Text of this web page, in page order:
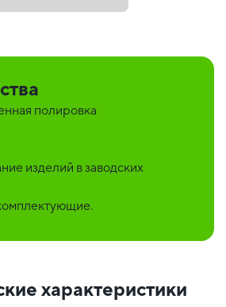
полировка
изделий в заводских
характеристики